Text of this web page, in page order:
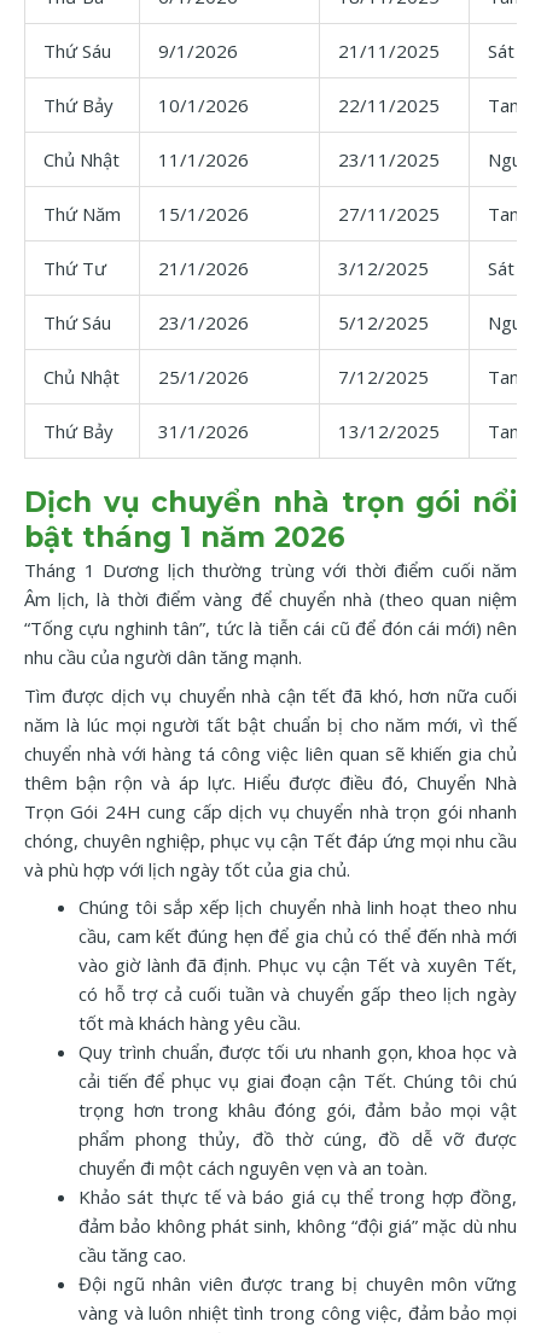
Thứ Sáu 9/1/2026 21/11/2025 Sát
Thứ Bảy 10/1/2026 22/11/2025 Tam
Chủ Nhật 11/1/2026 23/11/2025
Thứ Năm 15/1/2026 27/11/2025 Tam
Thứ Tư 21/1/2026 3/12/2025 Sát
Thứ Sáu 23/1/2026 5/12/2025
Chủ Nhật 25/1/2026 7/12/2025 Tam
Thứ Bảy 31/1/2026 13/12/2025 Tam
Dịch vụ chuyển nhà trọn gói nổi
bật tháng 1 năm 2026
Tháng 1 Dương lịch thường trùng với thời điểm cuối năm
Âm lịch, là thời điểm vàng để chuyển nhà (theo quan niệm
“Tống cựu nghinh tân”, tức là tiễn cái cũ để đón cái mới) nên
nhu cầu của người dân tăng mạnh.
Tìm được dịch vụ chuyển nhà cận tết đã khó, hơn nữa cuối
năm là lúc mọi người tất bật chuẩn bị cho năm mới, vì thế
chuyển nhà với hàng tá công việc liên quan sẽ khiến gia chủ
thêm bận rộn và áp lực. Hiểu được điều đó, Chuyển Nhà
Trọn Gói 24H cung cấp dịch vụ chuyển nhà trọn gói nhanh
chóng, chuyên nghiệp, phục vụ cận Tết đáp ứng mọi nhu cầu
và phù hợp với lịch ngày tốt của gia chủ.
Chúng tôi sắp xếp lịch chuyển nhà linh hoạt theo nhu
cầu, cam kết đúng hẹn để gia chủ có thể đến nhà mới
vào giờ lành đã định. Phục vụ cận Tết và xuyên Tết,
có hỗ trợ cả cuối tuần và chuyển gấp theo lịch ngày
tốt mà khách hàng yêu cầu.
Quy trình chuẩn, được tối ưu nhanh gọn, khoa học và
cải tiến để phục vụ giai đoạn cận Tết. Chúng tôi chú
trọng hơn trong khâu đóng gói, đảm bảo mọi vật
phẩm phong thủy, đồ thờ cúng, đồ dễ vỡ được
chuyển đi một cách nguyên vẹn và an toàn.
Khảo sát thực tế và báo giá cụ thể trong hợp đồng,
đảm bảo không phát sinh, không “đội giá” mặc dù nhu
cầu tăng cao.
Đội ngũ nhân viên được trang bị chuyên môn vững
vàng và luôn nhiệt tình trong công việc, đảm bảo mọi